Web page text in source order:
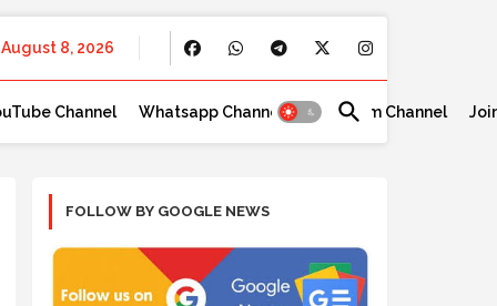
August 8, 2026
Channel Whatsapp Channel Telegram Channel
FOLLOW BY GOOGLE NEWS